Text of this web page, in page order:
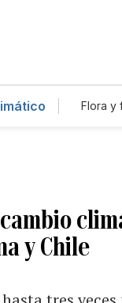
Flora y
y Chile